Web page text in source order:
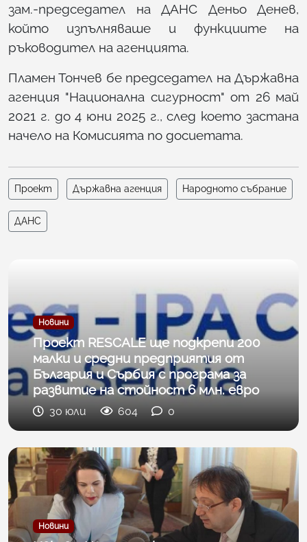
зам.-председател на ДАНС Деньо Денев,
който изпълняваше и функциите на
ръководител на агенцията.
Пламен Тончев бе председател на Държавна
агенция "Национална сигурност" от 26 май
2021 г. до 4 юни 2025 г., след което застана
начело на Комисията по досиетата.
Проект Държавна агенция Народното събрание
ДАНС
Новини
Проект RESCALE ще подкрепи 200
малки и средни предприятия от
България и Сърбия с програма за
развитие на стойност 6 млн. евро
30 юли 604 0
Новини